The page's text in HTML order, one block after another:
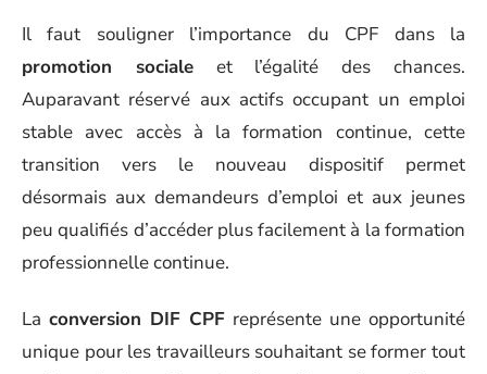
Il faut souligner l’importance du CPF dans la
promotion socialeet l’égalité des chances.
Auparavant réservé aux actifs occupant un emploi
stable avec accès à la formation continue, cette
transition vers le nouveau dispositif permet
désormais aux demandeurs d’emploi et aux jeunes
peu qualifiés d’accéder plus facilement à la formation
professionnelle continue.
La conversion DIF CPF représente une opportunité
unique pour les travailleurs souhaitant se former tout